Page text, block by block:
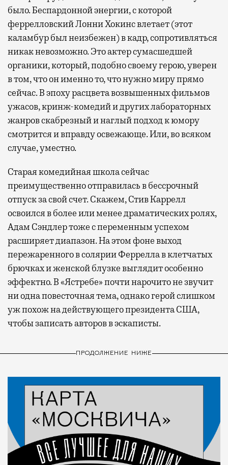
было. Беспардонной энергии, с которой
феррелловский Лонни Хокинс влетает (этот
каламбур был неизбежен) в кадр, сопротивляться
никак невозможно. Это актер сумасшедшей
органики, который, подобно своему герою, уверен
в том, что он именно то, что нужно миру прямо
сейчас. В эпоху расцвета возвышенных фильмов
ужасов, кринж-комедий и других лабораторных
жанров скабрезный и наглый подход к юмору
смотрится и вправду освежающе. Или, во всяком
случае, уместно.
Старая комедийная школа сейчас
преимущественно отправилась в бессрочный
отпуск за свой счет. Скажем, Стив Каррелл
освоился в более или менее драматических ролях,
Адам Сэндлер тоже с переменным успехом
расширяет диапазон. На этом фоне выход
пережаренного в солярии Феррелла в клетчатых
брючках и женской блузке выглядит особенно
эффектно. В «Ястребе» почти нарочито не звучит
ни одна повесточная тема, однако герой слишком
уж похож на действующего президента США,
чтобы записать авторов в эскаписты.
ПРОДОЛЖЕНИЕ НИЖЕ